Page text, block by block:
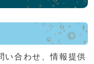
い合わせ、情報提供